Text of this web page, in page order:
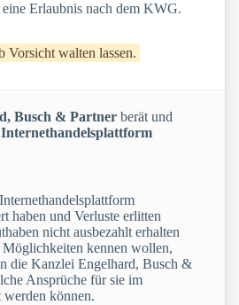
Erlaubnis nach dem KWG.
Vorsicht walten lassen.
Busch & Partner berät und
Internethandelsplattform
haben und Verluste erlitten
nicht ausbezahlt erhalten
kennen wollen,
die Kanzlei Engelhard, Busch &
Ansprüche für sie im
können.